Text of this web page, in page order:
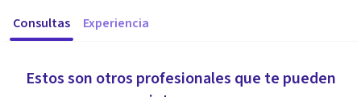
Consultas Experiencia
Estos son otros profesionales que te pueden